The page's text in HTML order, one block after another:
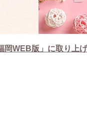
岡WEB版」に取り上